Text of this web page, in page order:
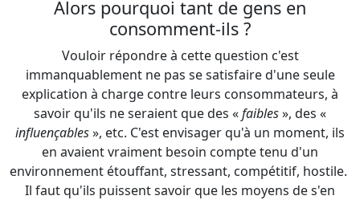
savoir qu'ils ne seraient que des « faibles», des «
», etc. C'est envisager qu'à un moment, ils
en avaient vraiment besoin compte tenu d'un
environnement étouffant, stressant, compétitif, hostile.
Il faut qu'ils puissent savoir que les moyens de s'en
sortir existent et que cela suppose de nouer des
relations de confiance et procéder par étapes.
Les campagnes de réduction des risques constituent-
elles un des moyens pour lutter contre la dépendance,
voire même le meilleur comme l'affirme fenyx 紫 ? Ou se